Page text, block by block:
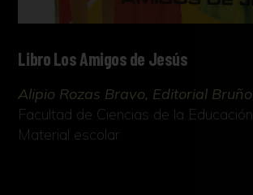
Libro Los Amigos de Jesús
Alipio Rozas Bravo, Editorial Bruño
Facultad de Ciencias de la Educación
Material escolar